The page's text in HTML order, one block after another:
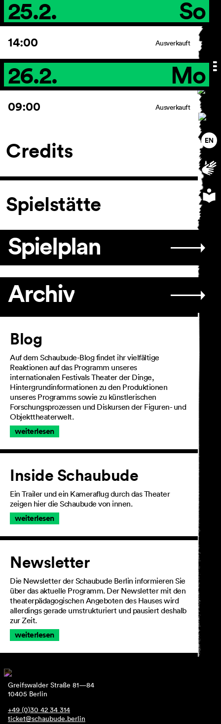
25.2. So
14:00 Ausverkauft
26.2. Mo
09:00 Ausverkauft
Credits
Spielstätte
Spielplan
Archiv
Artikel
Blog
Auf dem Schaubude-Blog findet ihr vielfältige
Reaktionen auf das Programm unseres
internationalen Festivals Theater der Dinge,
Hintergrundinformationen zu den Produktionen
unseres Programms sowie zu künstlerischen
Forschungsprozessen und Diskursen der Figuren- und
Objekttheaterwelt.
weiterlesen
Inside Schaubude
Ein Trailer und ein Kameraflug durch das Theater
zeigen hier die Schaubude von innen.
weiterlesen
Newsletter
Die Newsletter der Schaubude Berlin informieren Sie
über das aktuelle Programm. Der Newsletter mit den
theaterpädagogischen Angeboten des Hauses wird
allerdings gerade umstrukturiert und pausiert deshalb
zur Zeit.
weiterlesen
Greifswalder Straße 81—84
10405 Berlin
+49 (0)30 42 34 314
ticket@schaubude.berlin